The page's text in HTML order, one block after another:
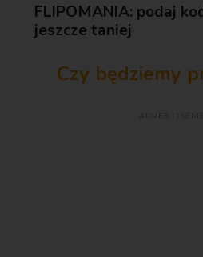
FLIPOMANIA: podaj
jeszcze taniej
Czy będziemy